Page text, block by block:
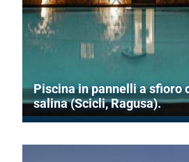
Piscina in pannelli a sfioro
salina (Scicli, Ragusa).
Vasca rettangolare con